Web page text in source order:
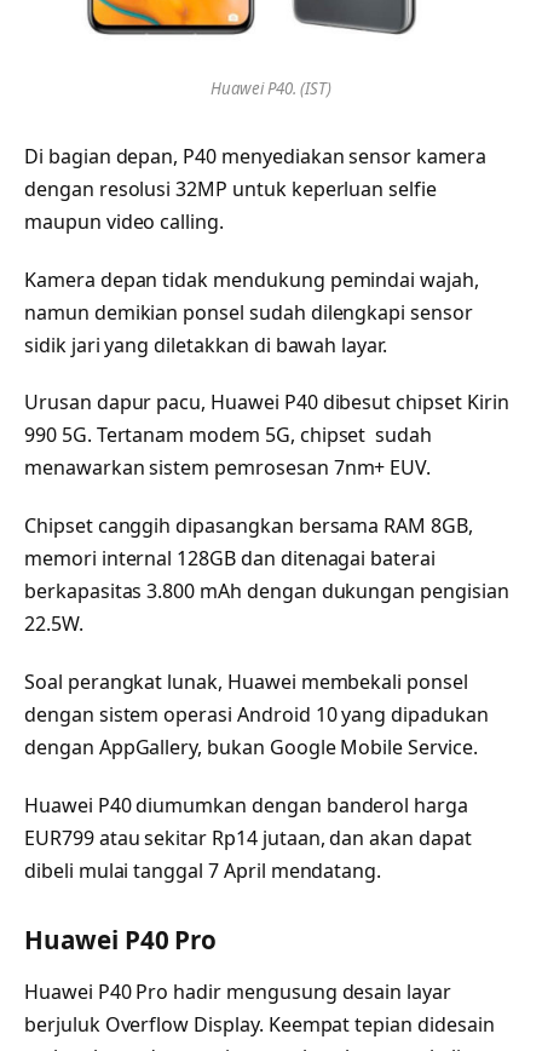
Huawei P40. (IST)
Di bagian depan, P40 menyediakan sensor kamera
dengan resolusi 32MP untuk keperluan selfie
maupun video calling.
Kamera depan tidak mendukung pemindai wajah,
namun demikian ponsel sudah dilengkapi sensor
sidik jari yang diletakkan di bawah layar.
Urusan dapur pacu, Huawei P40 dibesut chipset Kirin
990 5G. Tertanam modem 5G, chipset sudah
menawarkan sistem pemrosesan 7nm+ EUV.
Chipset canggih dipasangkan bersama RAM 8GB,
memori internal 128GB dan ditenagai baterai
berkapasitas 3.800 mAh dengan dukungan pengisian
22.5W.
Soal perangkat lunak, Huawei membekali ponsel
dengan sistem operasi Android 10 yang dipadukan
dengan AppGallery, bukan Google Mobile Service.
Huawei P40 diumumkan dengan banderol harga
EUR799 atau sekitar Rp14 jutaan, dan akan dapat
dibeli mulai tanggal 7 April mendatang.
Huawei P40 Pro
Huawei P40 Pro hadir mengusung desain layar
berjuluk Overflow Display. Keempat tepian didesain